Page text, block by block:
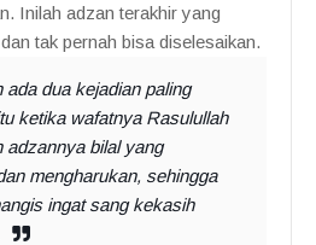
Inilah adzan terakhir yang
tak pernah bisa diselesaikan.
ada dua kejadian paling
ketika wafatnya Rasulullah
adzannya bilal yang
mengharukan, sehingga
ingat sang kekasih